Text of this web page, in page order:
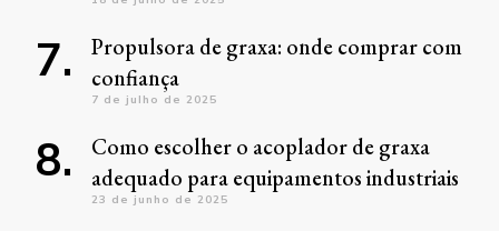
Propulsora de graxa: onde comprar com
confiança
7 de julho de 2025
Como escolher o acoplador de graxa
adequado para equipamentos industriais
23 de junho de 2025